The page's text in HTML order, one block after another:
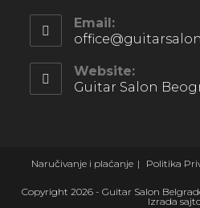
Email:
Website:
Guitar Salon
Naručivanje i plaćanje Politika
Copyright 2026 - Guitar Salon
Izrada